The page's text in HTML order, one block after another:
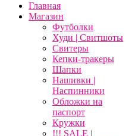
Главная
Магазин
Футболки
Худи | Свитшоты
Свитеры
Кепки-тракеры
Шапки
Нашивки |
Наспинники
Обложки на
паспорт
Кружки
!!! SALE |